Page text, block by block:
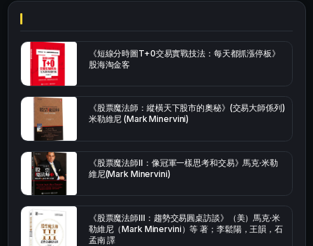
《短線分時圖T+0交易實戰技法：每天都抓漲停板》
股海淘金客
《股票魔法師：縱橫天下股市的奧秘》(交易大師係列)
米勒維尼 (Mark Minervini)
《股票魔法師Ⅱ：像冠軍一樣思考和交易》馬克·米勒
維尼(Mark Minervini)
《股票魔法師Ⅲ：趨勢交易圓桌訪談》（美）馬克·米
勒維尼（Mark Minervini）等 著；李鬆陽，王韻，石
孟南 譯